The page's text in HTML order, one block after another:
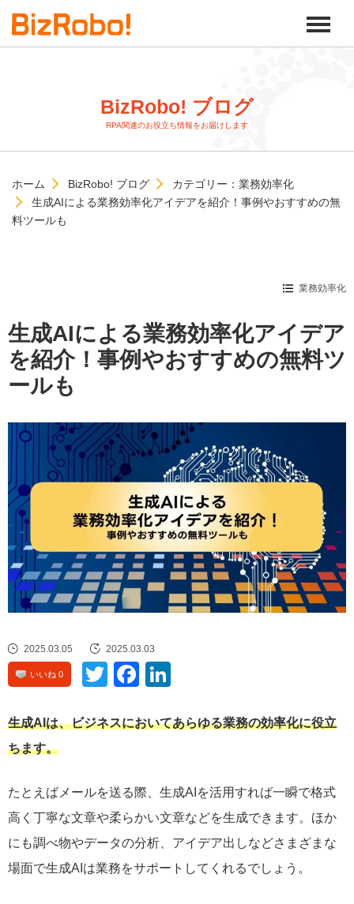
BizRobo! ブログ
RPA関連のお役立ち情報をお届けします
ホーム BizRobo! ブログ カテゴリー：業務効率化
生成AIによる業務効率化アイデアを紹介！事例やおすすめの無
料ツールも
業務効率化
生成AIによる業務効率化アイデア
を紹介！事例やおすすめの無料ツ
ールも
2025.03.05 2025.03.03
いいね 0 Twitte Face
生成AIは、ビジネスにおいてあらゆる業務の効率化に役立
ちます。
たとえばメールを送る際、生成AIを活用すれば一瞬で格式
高く丁寧な文章や柔らかい文章などを生成できます。ほか
にも調べ物やデータの分析、アイデア出しなどさまざまな
場面で生成AIは業務をサポートしてくれるでしょう。